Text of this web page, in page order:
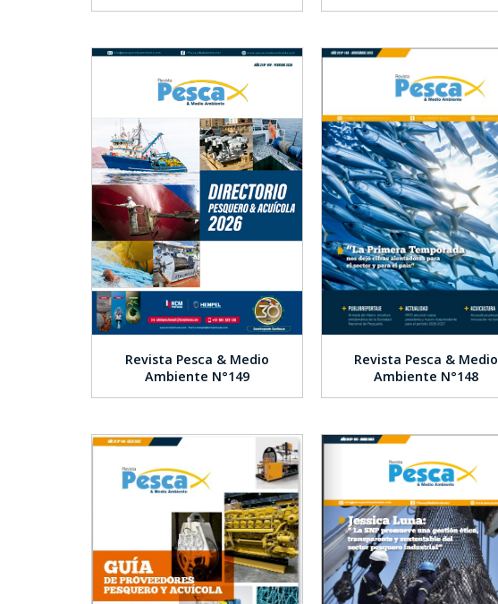
Revista Pesca & Medio
Ambiente N°149
Revista Pesca & Medio
Ambiente N°148